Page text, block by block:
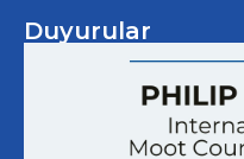
Duyurular